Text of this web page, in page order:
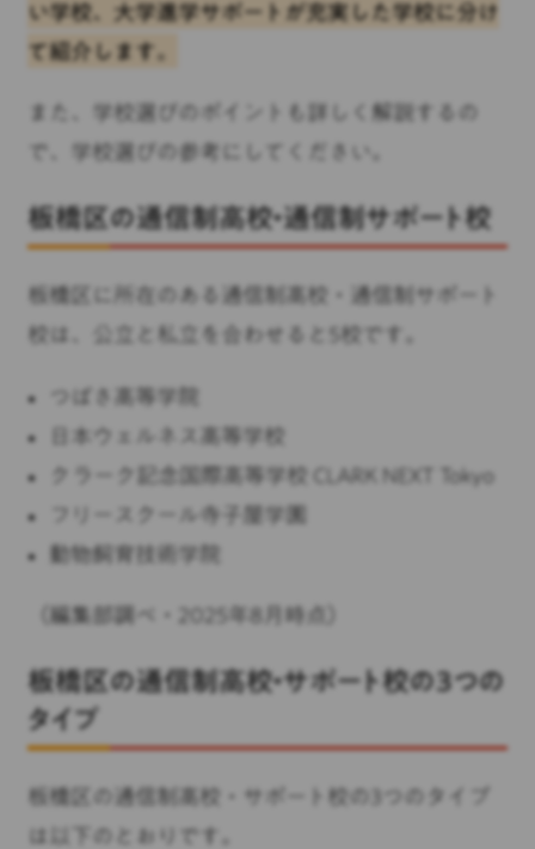
い学校、大学進学サポートが充実した学校に分け
て紹介します。
また、学校選びのポイントも詳しく解説するの
で、学校選びの参考にしてください。
板橋区の通信制高校・通信制サポート校
板橋区に所在のある通信制高校・通信制サポート
校は、公立と私立を合わせると5校です。
つばさ高等学院
日本ウェルネス高等学校
クラーク記念国際高等学校 CLARK NEXT Tokyo
フリースクール寺子屋学園
動物飼育技術学院
（編集部調べ・2025年8月時点）
板橋区の通信制高校・サポート校の3つの
タイプ
板橋区の通信制高校・サポート校の3つのタイプ
は以下のとおりです。